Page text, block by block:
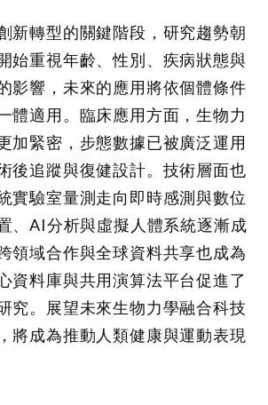
新轉型的關鍵階段，研究趨勢朝
始重視年齡、性別、疾病狀態與
影響，未來的應用將依個體條件
體適用。臨床應用方面，生物力
加緊密，步態數據已被廣泛運用
後追蹤與復健設計。技術層面也
實驗室量測走向即時感測與數位
、AI分析與虛擬人體系統逐漸成
領域合作與全球資料共享也成為
資料庫與共用演算法平台促進了
究。展望未來生物力學融合科技
將成為推動人類健康與運動表現